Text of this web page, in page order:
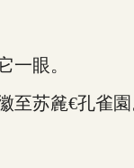
眼。
苏麄€孔雀園